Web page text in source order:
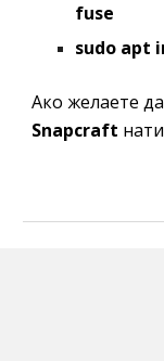
fuse
sudo apt
Snapcraft